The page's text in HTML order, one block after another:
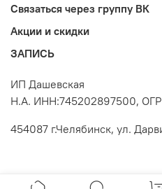
Связаться через группу ВК
Акции и скидки
ЗАПИСЬ
ИП Дашевская
Н.А. ИНН:745202897500,
454087 г.Челябинск, ул.